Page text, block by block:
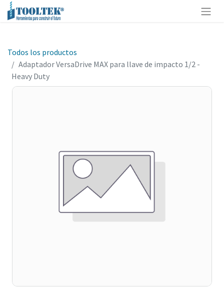
Todos los productos
Adaptador VersaDrive MAX para llave de impacto 1/2 -
Heavy Duty